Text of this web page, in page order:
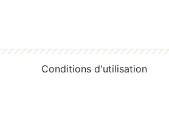
Conditions d'utilisation